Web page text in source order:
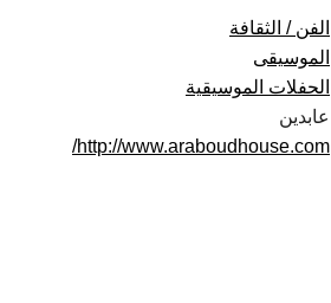
الفن / الثقافة
الموسيقى
الحفلات الموسيقية
عابدين
http://www.araboudhouse.com/